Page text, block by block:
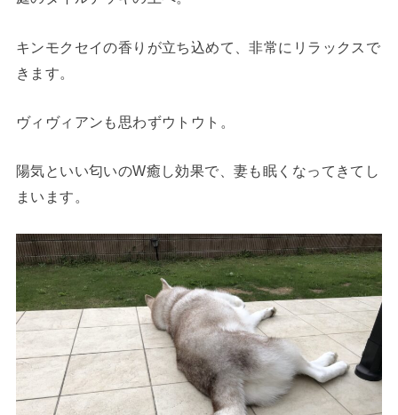
キンモクセイの香りが立ち込めて、非常にリラックスで
きます。
ヴィヴィアンも思わずウトウト。
陽気といい匂いのW癒し効果で、妻も眠くなってきてし
まいます。